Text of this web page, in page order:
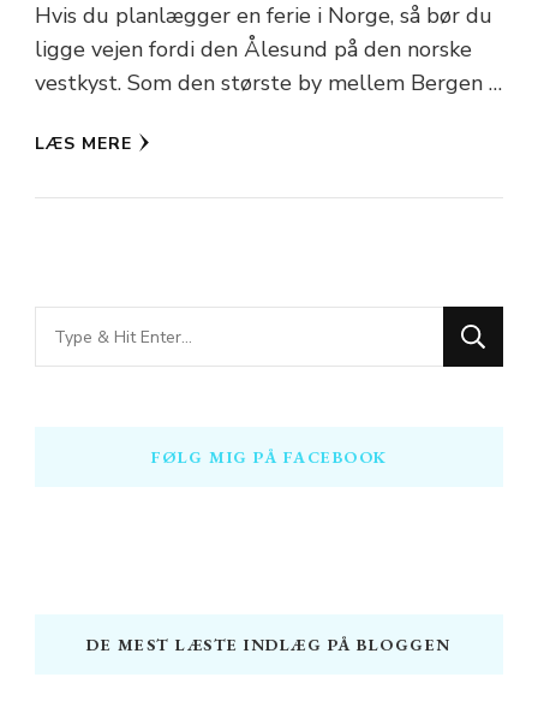
Hvis du planlægger en ferie i Norge, så bør du
ligge vejen fordi den Ålesund på den norske
vestkyst. Som den største by mellem Bergen …
LÆS MERE
Looking
for
FØLG MIG PÅ FACEBOOK
DE MEST LÆSTE INDLÆG PÅ BLOGGEN